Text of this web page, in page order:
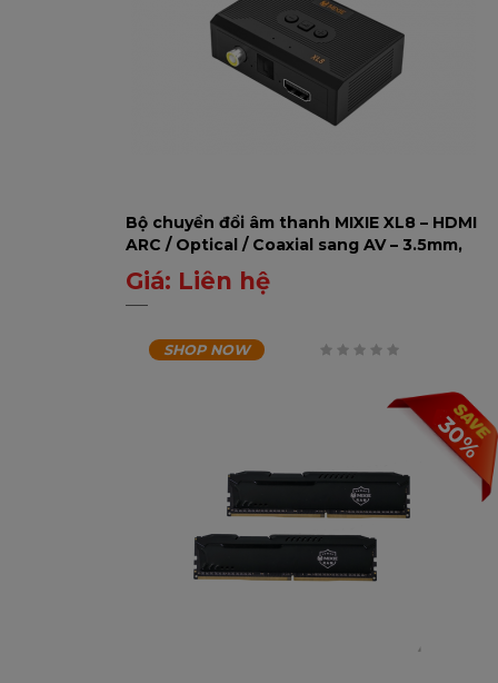
Bộ chuyển đổi âm thanh MIXIE XL8 – HDMI
ARC / Optical / Coaxial sang AV – 3.5mm,
hỗ trợ Bluetooth & USB
Giá: Liên hệ
0₫
SHOP NOW
30%